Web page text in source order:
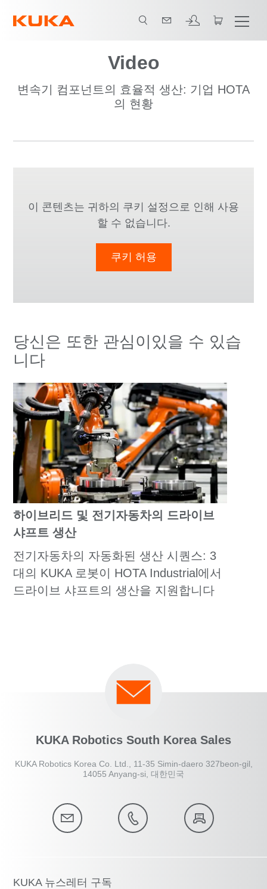
Video
변속기 컴포넌트의 효율적 생산: 기업 HOTA
의 현황
이 콘텐츠는 귀하의 쿠키 설정으로 인해 사용
할 수 없습니다.
쿠키 허용
당신은 또한 관심이있을 수 있습
니다
하이브리드 및 전기자동차의 드라이브
샤프트 생산
전기자동차의 자동화된 생산 시퀀스: 3
대의 KUKA 로봇이 HOTA Industrial에서
드라이브 샤프트의 생산을 지원합니다
KUKA Robotics South Korea Sales
KUKA Robotics Korea Co. Ltd., 11-35 Simin-daero 327beon-gil,
14055 Anyang-si, 대한민국
KUKA 뉴스레터 구독